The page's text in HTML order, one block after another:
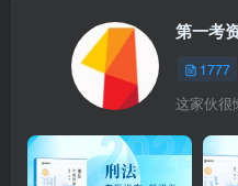
第一考
1777
这家伙很